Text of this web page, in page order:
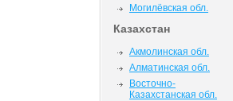
Могилёвская обл.
Казахстан
Акмолинская обл.
Алматинская обл.
Восточно-
Казахстанская обл.